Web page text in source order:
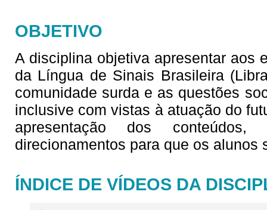
OBJETIVO
A disciplina objetiva apresentar aos
da Língua de Sinais Brasileira
comunidade surda e as questões
inclusive com vistas à atuação do
apresentação dos
direcionamentos para que os alunos
ÍNDICE DE VÍDEOS DA